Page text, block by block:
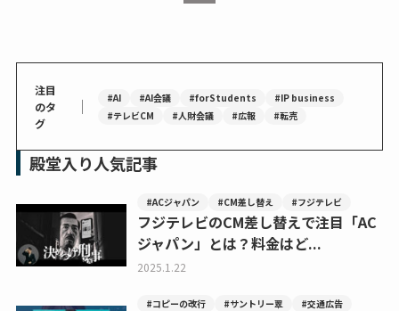
注目
のタ
グ
｜ #AI #AI会議 #forStudents
#IP business
#テレビCM
#人財会議 #広報 #転売
殿堂入り人気記事
#ACジャパン #CM差し替え #フジテレビ
フジテレビのCM差し替えで注目「AC
ジャパン」とは？料金はど...
2025.1.22
#コピーの改行 #サントリー翠 #交通広告